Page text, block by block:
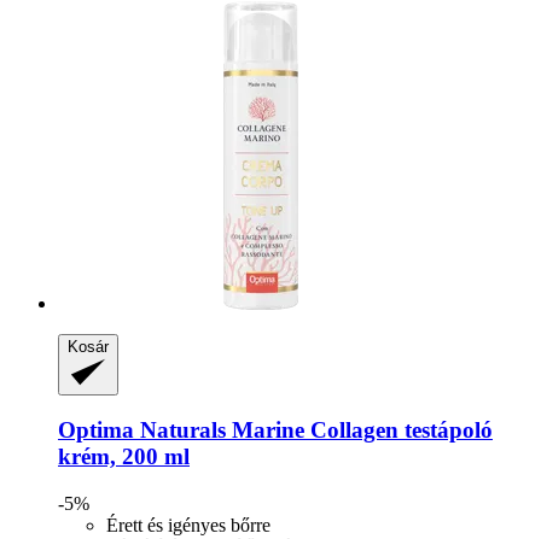
Kosár
Optima Naturals Marine Collagen testápoló
krém, 200 ml
-5%
Érett és igényes bőrre